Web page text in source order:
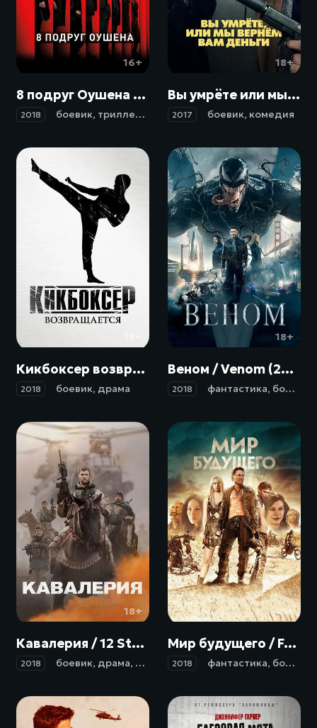
16+
8 подруг Оушена / Ocean's Eight (2018)
2018 боевик, триллер , комедия криминал
18+
Вы умрёте или мы вернём вам деньги / Dead in a Week (Or Your Money Back) (2017)
2017 боевик, комедия
Кикбоксер возвращается / Kickboxer: Retaliation (2018)
2018 боевик, драма
18+
Веном / Venom (2018)
2018 фантастика, боевик
18+
Кавалерия / 12 Strong (2018)
2018 боевик, драма, военный,история
18+
Мир будущего / Future World (2018)
2018 фантастика, боевик